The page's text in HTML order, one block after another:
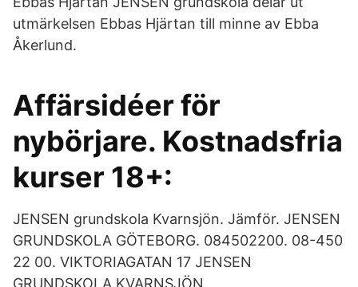
utmärkelsen Ebbas Hjärtan till minne av Ebba
Åkerlund.
Affärsidéer för
nybörjare. Kostnadsfria
kurser 18+:
JENSEN grundskola Kvarnsjön. Jämför. JENSEN
GRUNDSKOLA GÖTEBORG. 084502200. 08-450
22 00. VIKTORIAGATAN 17 JENSEN
GRUNDSKOLA KVARNSJÖN.